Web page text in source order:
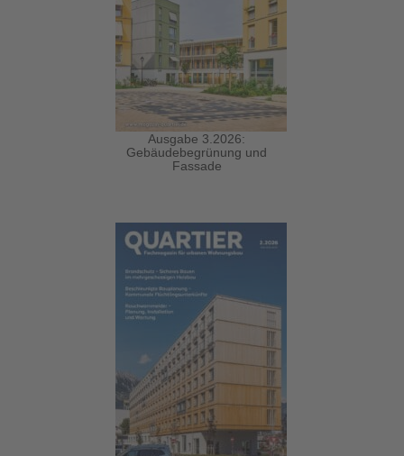
Ausgabe 3.2026:
Gebäudebegrünung und
Fassade